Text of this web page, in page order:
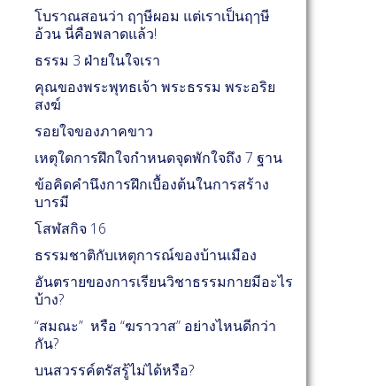
โบราณสอนว่า ฤๅษีผอม แต่เราเป็นฤๅษี
อ้วน นี่คือพลาดแล้ว!
ธรรม 3 ฝ่ายในใจเรา
คุณของพระพุทธเจ้า พระธรรม พระอริย
สงฆ์
รอยใจของภาคขาว
เหตุใดการฝึกใจกำหนดจุดพักใจถึง 7 ฐาน
ข้อคิดคำนึงการฝึกเบื้องต้นในการสร้าง
บารมี
โสฬสกิจ 16
ธรรมชาติกับเหตุการณ์ของบ้านเมือง
อันตรายของการเรียนวิชาธรรมกายมีอะไร
บ้าง?
“สมณะ” หรือ “ฆราวาส” อย่างไหนดีกว่า
กัน?
บนสวรรค์ตรัสรู้ไม่ได้หรือ?